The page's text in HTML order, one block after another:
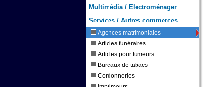
Multimédia / Electroménager
Services / Autres commerces
Agences matrimoniales
Articles funéraires
Articles pour fumeurs
Bureaux de tabacs
Cordonneries